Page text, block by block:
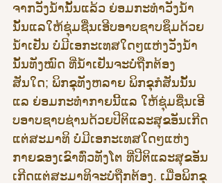
ຈາກວັງນ້ຳນັ້ນແລ້ວ ຍ່ອມກະທຳວັງນ້ຳ
ນັ້ນແລໃຫ້ຊຸ່ມຊື່ນເອີບອາບຊາບຊຶມດ້ວຍ
ນ້ຳເຢັນ ບໍ່ມີເອກະເທສໃດໆແຫ່ງວັງນ້ຳ
ນັ້ນທັງໝົດ ທີ່ນ້ຳເຢັນຈະບໍ່ຖືກຕ້ອງ
ສັນໃດ; ພິກຂຸທັງຫລາຍ ພິກຂຸກໍສັນນັ້ນ
ແລ ຍ່ອມກະທຳກາຍນີ້ແລ ໃຫ້ຊຸ່ມຊື່ນເອີ
ບອາບຊາບຊ່ານດ້ວຍປີຕິແລະສຸຂອັນເກີດ
ແຕ່ສະມາທິ ບໍ່ມີເອກະເທສໃດໆແຫ່ງ
ກາຍຂອງເຂົາທົ່ວທັງໂຕ ທີ່ປີຕິແລະສຸຂອັນ
ເກີດແຕ່ສະມາທິຈະບໍ່ຖືກຕ້ອງ. ເມື່ອພິກຂຸ